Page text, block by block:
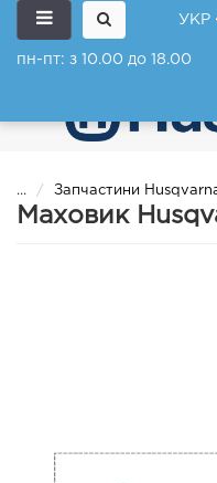
УКР
пн-пт: з 10.00 до 18.00
... Запчастини
Маховик